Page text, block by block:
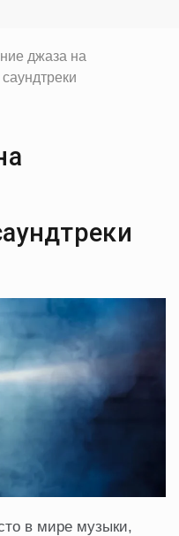
джаза на
в мире музыки,